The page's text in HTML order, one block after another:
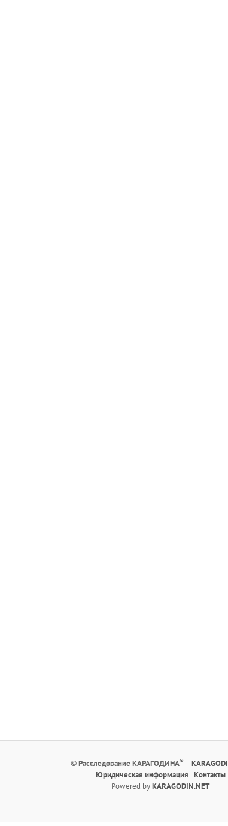
©Расследование КАРАГОДИНА® –
Юридическая информация | Контакты
Powered byKARAGODIN.NET